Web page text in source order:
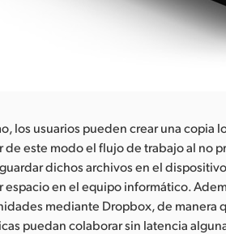
los usuarios pueden crear una copia
de este modo el flujo de trabajo al no
dichos archivos en el
espacio en el equipo informático.
mediante Dropbox, de manera
puedan colaborar sin latencia